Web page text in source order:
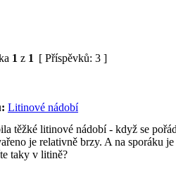
1 z 1 [ Příspěvků: 3 ]
Litinové nádobí
těžké litinové nádobí - když se
je relativně brzy. A na sporáku
taky v litině?